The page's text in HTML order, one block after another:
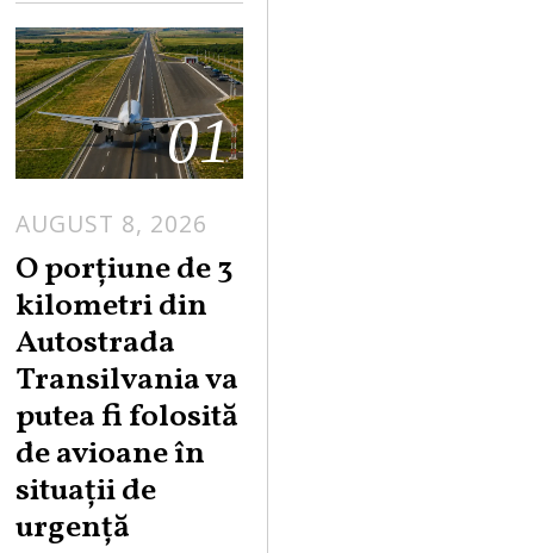
01
AUGUST 8, 2026
U
G
T
8
O porțiune de 3
kilometri din
Autostrada
Transilvania va
putea fi folosită
de avioane în
situații de
urgență